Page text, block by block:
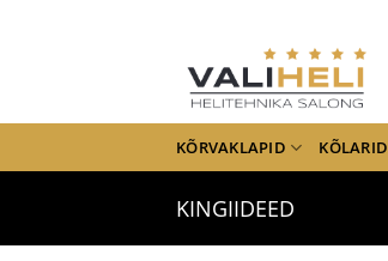
KÕRVAKLAPID KÕLARID
KINGIIDEED